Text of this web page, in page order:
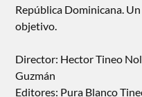
República Dominicana.
objetivo.
Director: Hector Tineo
Guzmán
Editores: Pura Blanco